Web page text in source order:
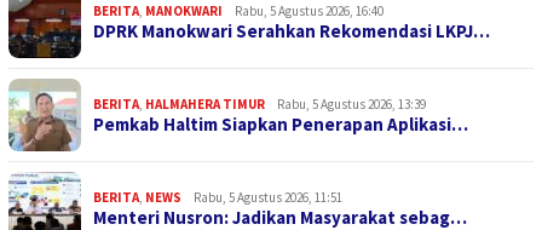
BERITA, MANOKWARI Rabu, 5 Agustus 2026, 16:40
DPRK Manokwari Serahkan Rekomendasi LKPJ…
BERITA, HALMAHERA TIMUR Rabu, 5 Agustus 2026, 13:39
Pemkab Haltim Siapkan Penerapan Aplikasi…
BERITA, NEWS Rabu, 5 Agustus 2026, 11:51
Menteri Nusron: Jadikan Masyarakat sebag…